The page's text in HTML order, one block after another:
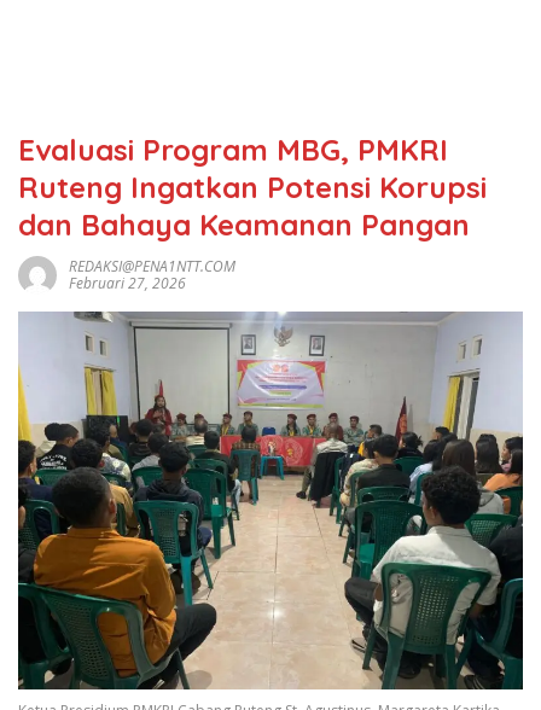
Evaluasi Program MBG, PMKRI
Ruteng Ingatkan Potensi Korupsi
dan Bahaya Keamanan Pangan
REDAKSI@PENA1NTT.COM
Februari 27, 2026